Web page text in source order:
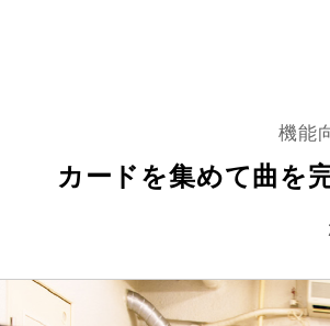
機能
カードを集めて曲を